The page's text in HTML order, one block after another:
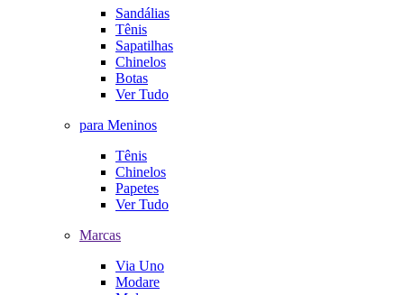
Sandálias
Tênis
Sapatilhas
Chinelos
Botas
Ver Tudo
para Meninos
Tênis
Chinelos
Papetes
Ver Tudo
Marcas
Via Uno
Modare